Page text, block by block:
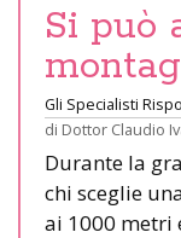
Si può
Gli Specialisti
di Dottor Claudio
Durante la
chi sceglie
ai 1000 metri